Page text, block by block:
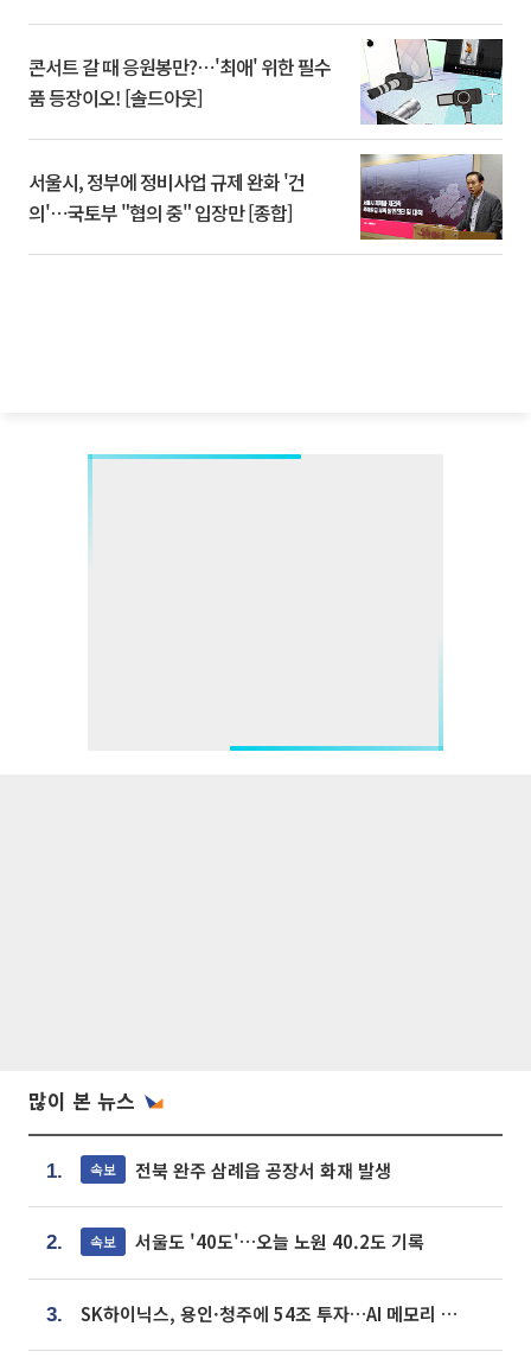
콘서트 갈 때 응원봉만?⋯'최애' 위한 필수
품 등장이오! [솔드아웃]
서울시, 정부에 정비사업 규제 완화 '건
의'⋯국토부 "협의 중" 입장만 [종합]
많이 본 뉴스
1. 속보 전북 완주 삼례읍 공장서 화재 발생
2. 속보 서울도 '40도'…오늘 노원 40.2도 기록
3. SK하이닉스, 용인·청주에 54조 투자…AI 메모리 생산기지 키운다